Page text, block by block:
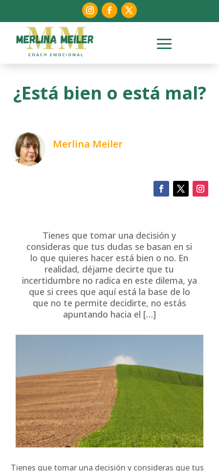
¿Está bien o está mal?
Merlina Meiler
Tienes que tomar una decisión y
consideras que tus dudas se basan en si
lo que quieres hacer está bien o no. En
realidad, déjame decirte que tu
incertidumbre no radica en este dilema, ya
que si crees que aquí está la base de lo
que no te permite decidirte, no estás
apuntando hacia el […]
Tienes que tomar una decisión y consideras que tus